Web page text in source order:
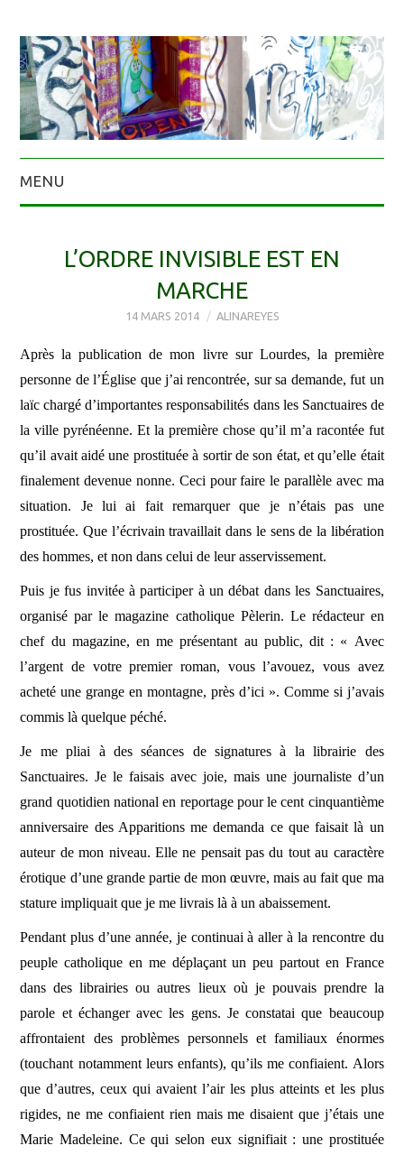
MENU
L’ORDRE INVISIBLE EST EN
MARCHE
14 MARS 2014 ALINAREYES
Après la publication de mon livre sur Lourdes, la première
personne de l’Église que j’ai rencontrée, sur sa demande, fut un
laïc chargé d’importantes responsabilités dans les Sanctuaires de
la ville pyrénéenne. Et la première chose qu’il m’a racontée fut
qu’il avait aidé une prostituée à sortir de son état, et qu’elle était
finalement devenue nonne. Ceci pour faire le parallèle avec ma
situation. Je lui ai fait remarquer que je n’étais pas une
prostituée. Que l’écrivain travaillait dans le sens de la libération
des hommes, et non dans celui de leur asservissement.
Puis je fus invitée à participer à un débat dans les Sanctuaires,
organisé par le magazine catholique Pèlerin. Le rédacteur en
chef du magazine, en me présentant au public, dit : « Avec
l’argent de votre premier roman, vous l’avouez, vous avez
acheté une grange en montagne, près d’ici ». Comme si j’avais
commis là quelque péché.
Je me pliai à des séances de signatures à la librairie des
Sanctuaires. Je le faisais avec joie, mais une journaliste d’un
grand quotidien national en reportage pour le cent cinquantième
anniversaire des Apparitions me demanda ce que faisait là un
auteur de mon niveau. Elle ne pensait pas du tout au caractère
érotique d’une grande partie de mon œuvre, mais au fait que ma
stature impliquait que je me livrais là à un abaissement.
Pendant plus d’une année, je continuai à aller à la rencontre du
peuple catholique en me déplaçant un peu partout en France
dans des librairies ou autres lieux où je pouvais prendre la
parole et échanger avec les gens. Je constatai que beaucoup
affrontaient des problèmes personnels et familiaux énormes
(touchant notamment leurs enfants), qu’ils me confiaient. Alors
que d’autres, ceux qui avaient l’air les plus atteints et les plus
rigides, ne me confiaient rien mais me disaient que j’étais une
Marie Madeleine. Ce qui selon eux signifiait : une prostituée